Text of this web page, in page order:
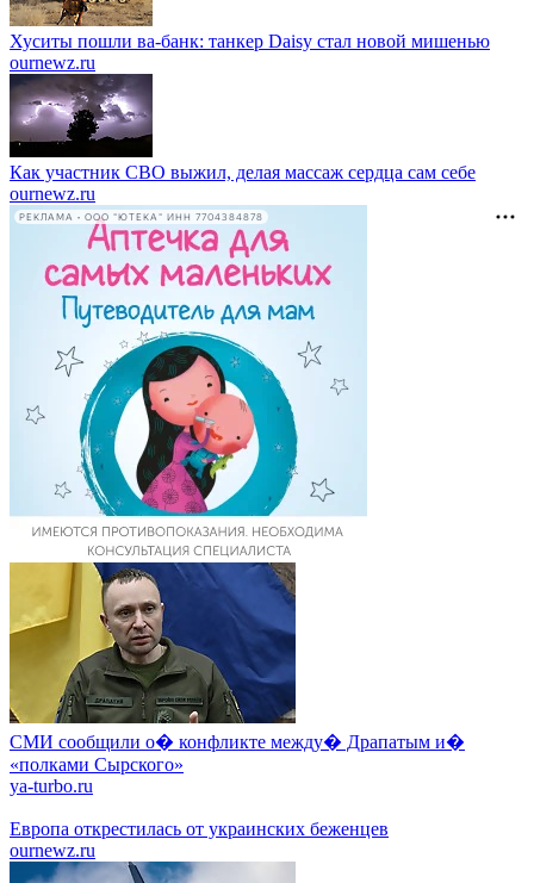
Хуситы пошли ва-банк: танкер Daisy стал новой мишенью
ournewz.ru
Как участник СВО выжил, делая массаж сердца сам себе
ournewz.ru
РЕКЛАМА • ООО "ЮТЕКА" ИНН 7704384878
СМИ сообщили о� конфликте между� Драпатым и�
«полками Сырского»
ya-turbo.ru
Европа открестилась от украинских беженцев
ournewz.ru